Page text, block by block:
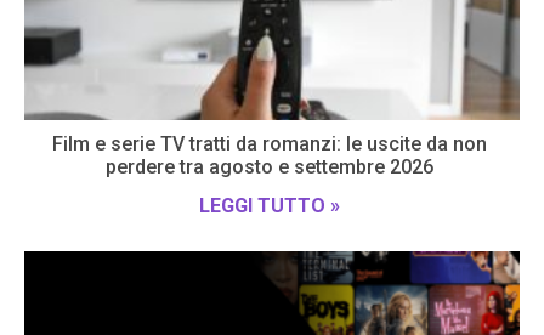
Film e serie TV tratti da romanzi: le uscite da non
perdere tra agosto e settembre 2026
LEGGI TUTTO »